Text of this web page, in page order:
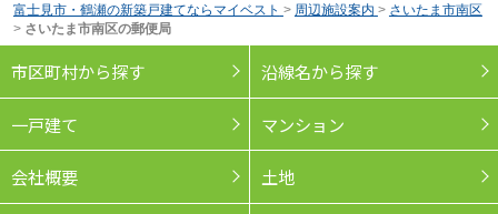
富士見市・鶴瀬の新築戸建てならマイベスト > 周辺施設案内 > さいたま市南区
> さいたま市南区の郵便局
市区町村から探す 沿線名から探す
一戸建て マンション
会社概要 土地